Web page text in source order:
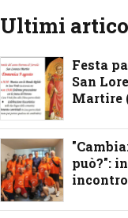
Ultimi
Festa
San
Martire
può?":